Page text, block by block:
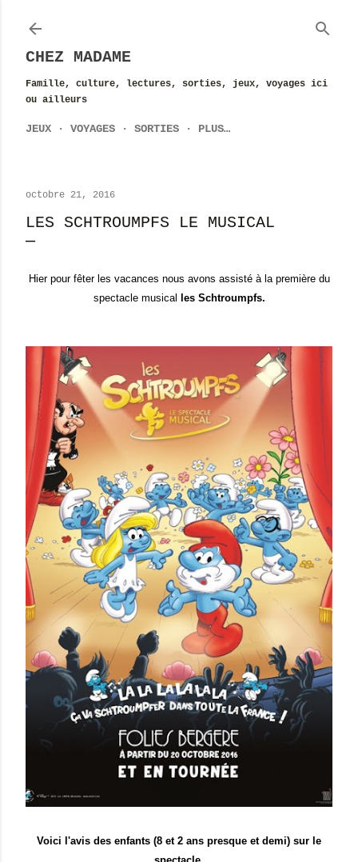
CHEZ MADAME
Famille, culture, lectures, sorties, jeux, voyages ici
ou ailleurs
JEUX VOYAGES SORTIES PLUS…
octobre 21, 2016
LES SCHTROUMPFS LE MUSICAL
Hier pour fêter les vacances nous avons assisté à la première du
spectacle musical
les Schtroumpfs.
Voici l'avis des enfants (8 et 2 ans presque et demi) sur le